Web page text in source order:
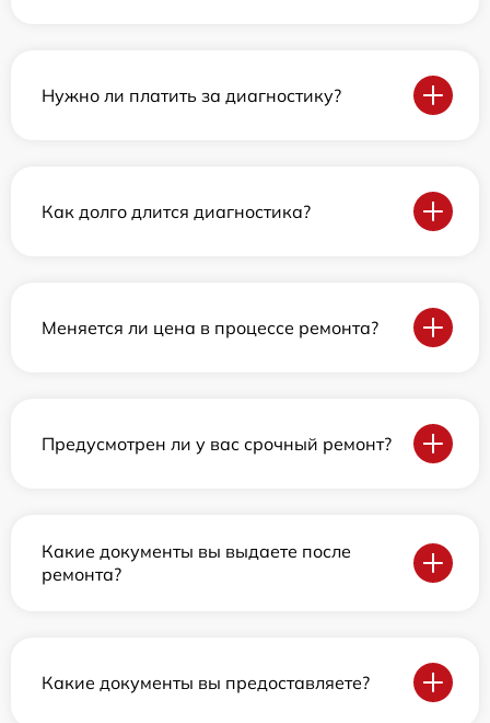
Нужно ли платить за диагностику?
Как долго длится диагностика?
Меняется ли цена в процессе ремонта?
Предусмотрен ли у вас срочный ремонт?
Какие документы вы выдаете после
ремонта?
Какие документы вы предоставляете?